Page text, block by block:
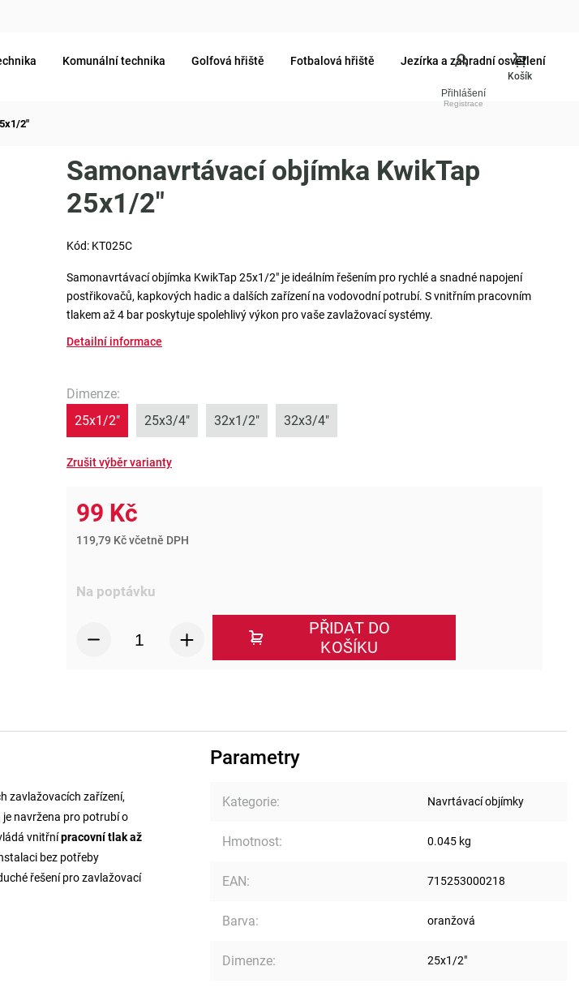
Přihlášení
Komunální technika Golfová hřiště Fotbalová hřiště Jezírka a zahradní osvětlení
2"
Samonavrtávací objímka KwikTap
25x1/2"
Kód: KT025C
Samonavrtávací objímka KwikTap 25x1/2" je ideálním řešením pro rychlé a snadné napojení
postřikovačů, kapkových hadic a dalších zařízení na vodovodní potrubí. S vnitřním pracovním
tlakem až 4 bar poskytuje spolehlivý výkon pro vaše zavlažovací systémy.
Detailní informace
Dimenze:
25x1/2"
25x3/4" 32x1/2" 32x3/4"
99 Kč
119,79 Kč včetně DPH
Na poptávku
PŘIDAT DO
KOŠÍKU
zavlažovacích zařízení,
navržena pro potrubí o
vnitřnípracovní tlak až
bez potřeby
řešení pro zavlažovací
Parametry
Kategorie: Navrtávací objímky
Hmotnost: 0.045 kg
EAN: 715253000218
Barva: oranžová
Dimenze: 25x1/2"